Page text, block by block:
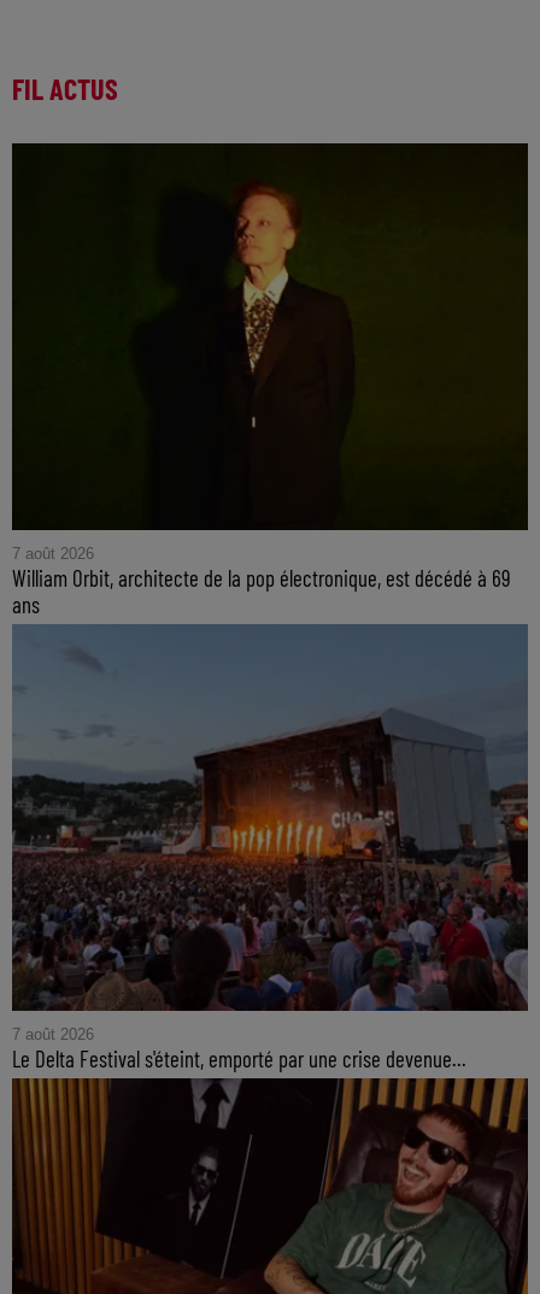
FIL ACTUS
7 août 2026
William Orbit, architecte de la pop électronique, est décédé à 69
ans
7 août 2026
Le Delta Festival s'éteint, emporté par une crise devenue...